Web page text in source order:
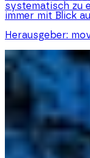
systematisch zu
immer mit Blick
Herausgeber: